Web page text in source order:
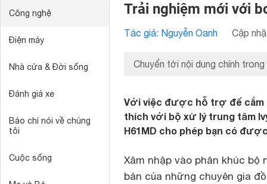
Công nghệ
Điện máy
Nhà cửa & Đời sống
Đánh giá xe
Báo chí nói về chúng
tôi
Cuộc sống
Trải nghiệm mới với
Tác giả: Nguyễn Oanh Cập
Chuyển tới nội dung chính trong
Với việc được hỗ trợ đế cắm
thích với bộ xử lý trung tâm
H61MD cho phép bạn có
Xâm nhập vào phân khúc
bản của những chuyên gia